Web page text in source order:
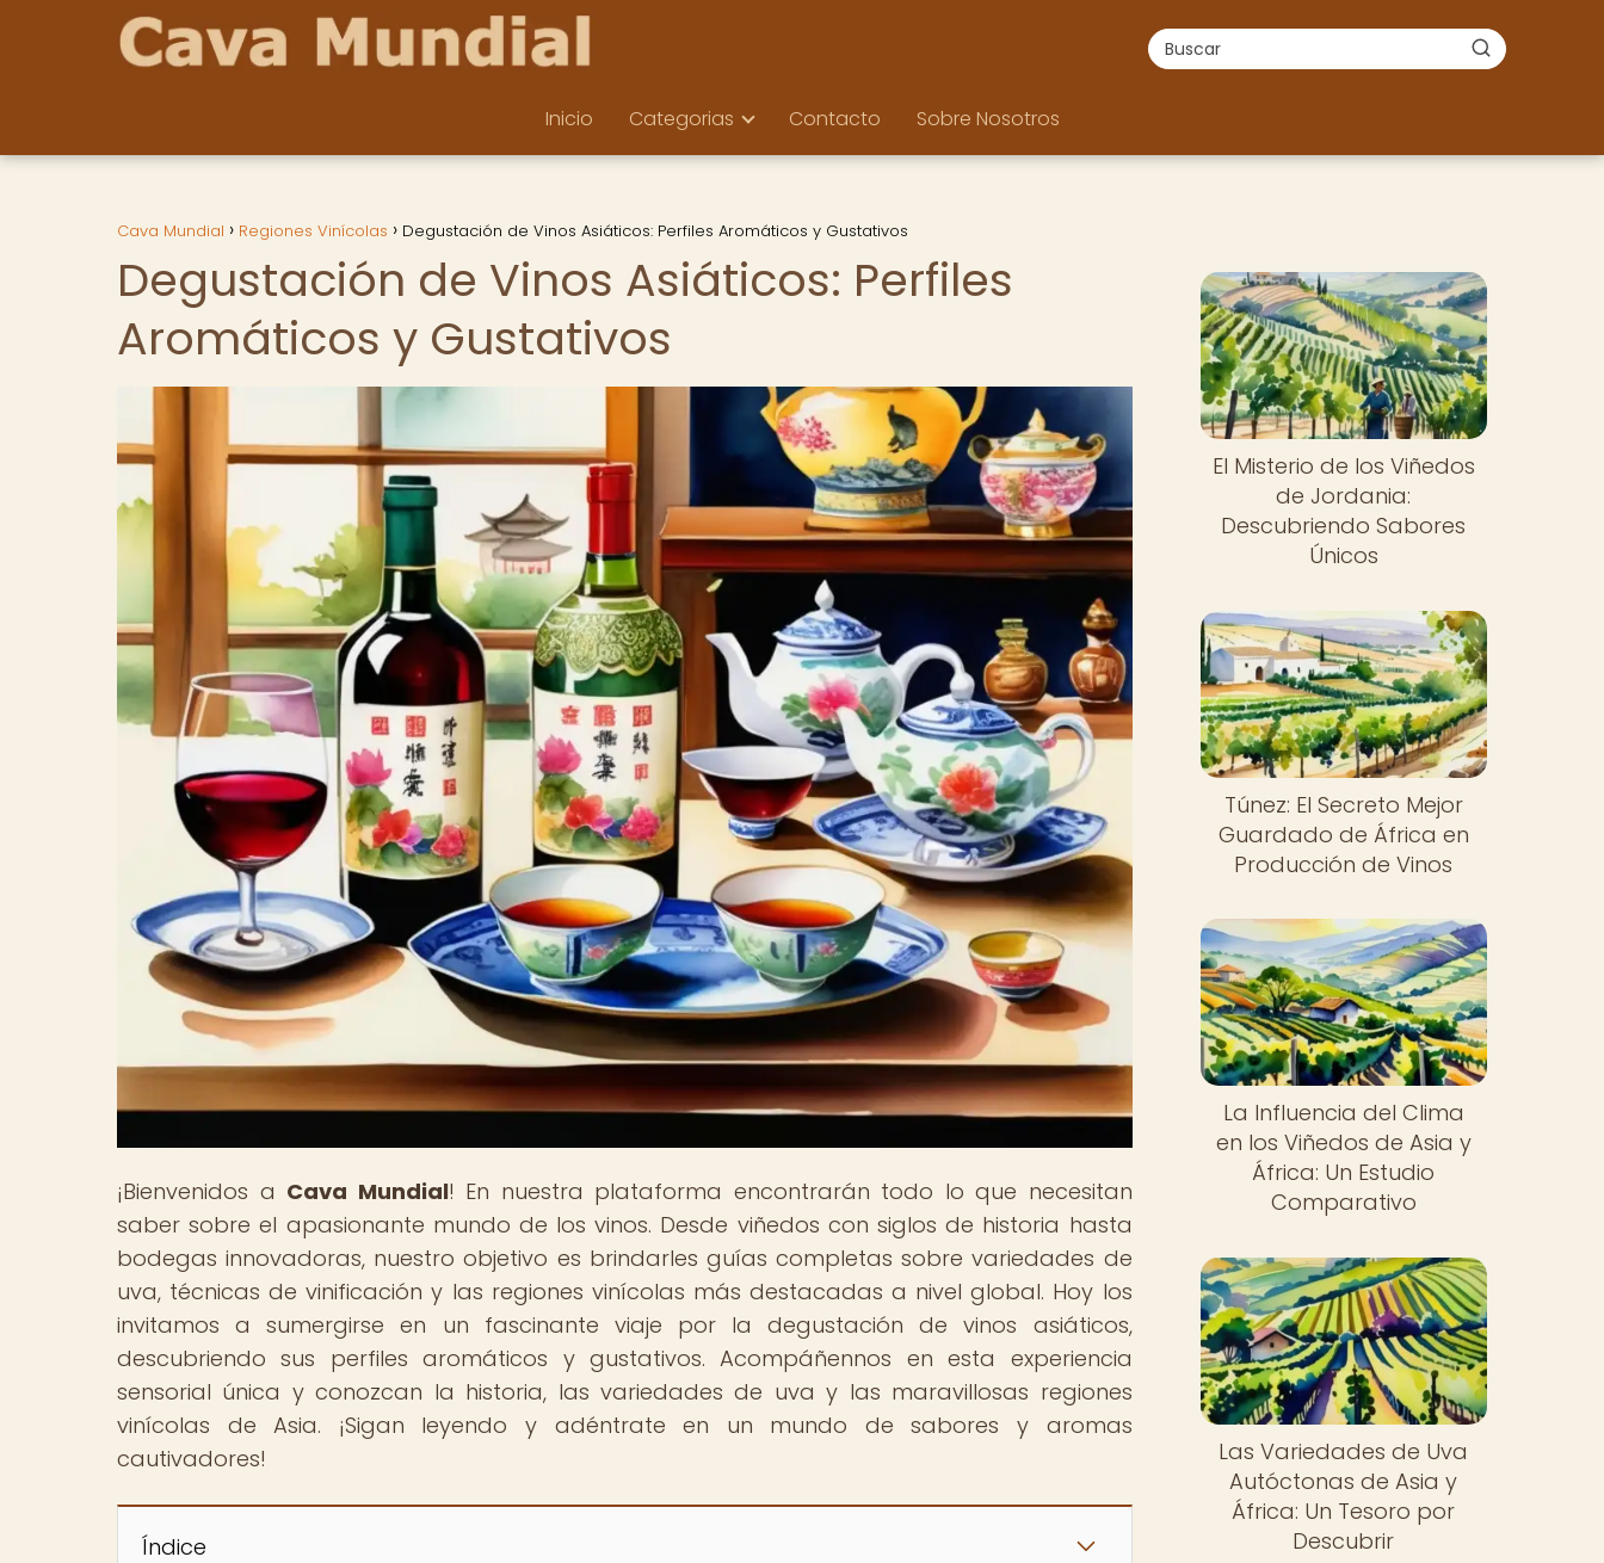
Inicio Categorias Contacto Sobre Nosotros
Cava Mundial Regiones Vinícolas Degustación de Vinos Asiáticos: Perfiles Aromáticos y Gustativos
Degustación de Vinos Asiáticos: Perfiles
Aromáticos y Gustativos
¡Bienvenidos a Cava Mundial! En nuestra plataforma encontrarán todo lo que necesitan
saber sobre el apasionante mundo de los vinos. Desde viñedos con siglos de historia hasta
bodegas innovadoras, nuestro objetivo es brindarles guías completas sobre variedades de
uva, técnicas de vinificación y las regiones vinícolas más destacadas a nivel global. Hoy los
invitamos a sumergirse en un fascinante viaje por la degustación de vinos asiáticos,
descubriendo sus perfiles aromáticos y gustativos. Acompáñennos en esta experiencia
sensorial única y conozcan la historia, las variedades de uva y las maravillosas regiones
vinícolas de Asia. ¡Sigan leyendo y adéntrate en un mundo de sabores y aromas
cautivadores!
Índice
El Misterio de los Viñedos
de Jordania:
Descubriendo Sabores
Únicos
Túnez: El Secreto Mejor
Guardado de África en
Producción de Vinos
La Influencia del Clima
en los Viñedos de Asia y
África: Un Estudio
Comparativo
Las Variedades de Uva
Autóctonas de Asia y
África: Un Tesoro por
Descubrir